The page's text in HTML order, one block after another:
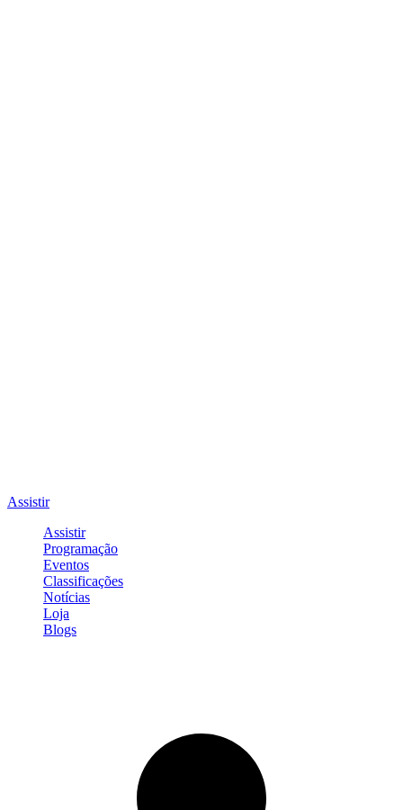
Assistir
Assistir
Programação
Eventos
Classificações
Notícias
Loja
Blogs